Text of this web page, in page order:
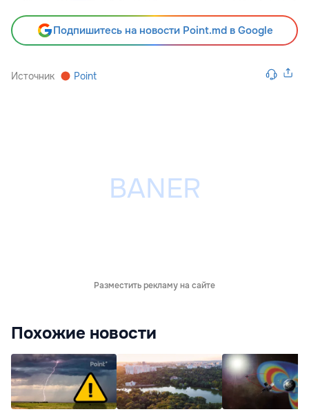
Подпишитесь на новости Point.md в Google
Источник Point
Разместить рекламу на сайте
Похожие новости